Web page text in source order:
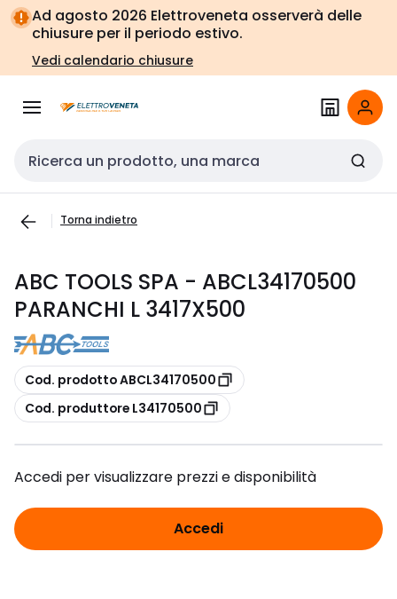
Vai alla
navigazione
Vai
alla
pagina
Ad agosto 2026 Elettroveneta osserverà delle
chiusure per il periodo estivo.
Vedi calendario chiusure
Cerca input
Torna indietro
ABC TOOLS SPA - ABCL34170500
PARANCHI L 3417X500
copia
Cod. prodotto ABCL34170500
copia
Cod. produttore L34170500
Accedi per visualizzare prezzi e disponibilità
Accedi